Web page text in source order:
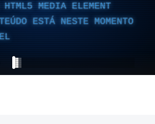
HTML5 MEDIA ELEMENT
ESTÁ NESTE MOMENTO